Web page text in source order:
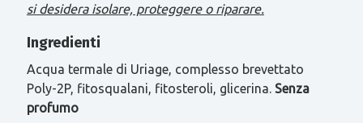
si desidera isolare, proteggere o riparare.
Ingredienti
Acqua termale di Uriage, complesso brevettato
Poly-2P, fitosqualani, fitosteroli, glicerina. Senza
profumo